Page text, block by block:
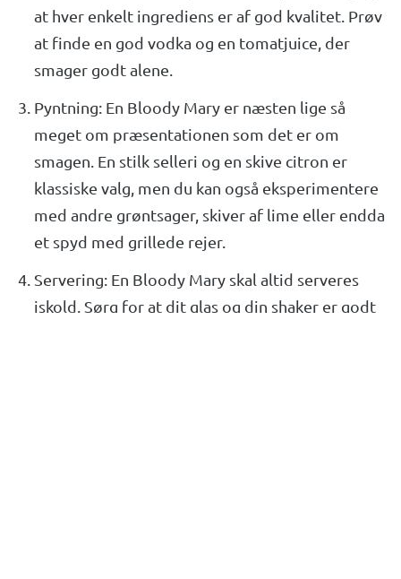
at hver enkelt ingrediens er af god kvalitet. Prøv
at finde en god vodka og en tomatjuice, der
smager godt alene.
Pyntning: En Bloody Mary er næsten lige så
meget om præsentationen som det er om
smagen. En stilk selleri og en skive citron er
klassiske valg, men du kan også eksperimentere
med andre grøntsager, skiver af lime eller endda
et spyd med grillede rejer.
Servering: En Bloody Mary skal altid serveres
iskold. Sørg for at dit glas og din shaker er godt